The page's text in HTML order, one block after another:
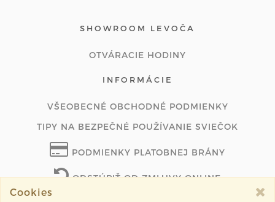
SHOWROOM LEVOČA
OTVÁRACIE HODINY
INFORMÁCIE
VŠEOBECNÉ OBCHODNÉ PODMIENKY
TIPY NA BEZPEČNÉ POUŽÍVANIE SVIEČOK
PODMIENKY PLATOBNEJ BRÁNY
ODSTÚPIŤ OD ZMLUVY ONLINE
Cookies